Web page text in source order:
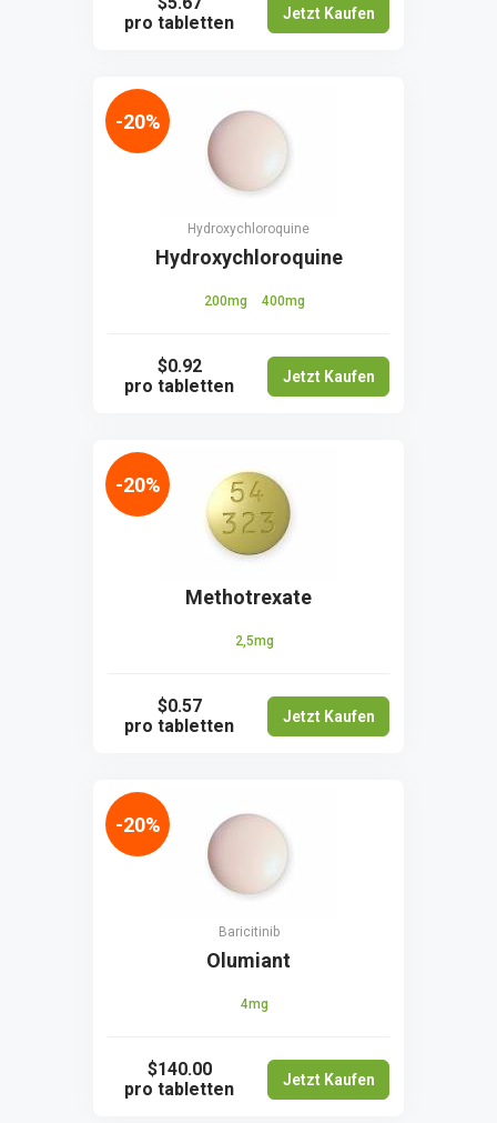
pro tabletten
Jetzt Kaufen
Hydroxychloroquine
Hydroxychloroquine
200mg 400mg
$0.92
pro tabletten
Jetzt Kaufen
-20%
Methotrexate
2,5mg
$0.57
pro tabletten
Jetzt Kaufen
-20%
Baricitinib
Olumiant
4mg
$140.00
pro tabletten
Jetzt Kaufen
-20%